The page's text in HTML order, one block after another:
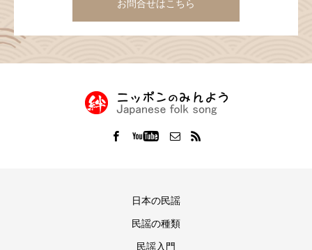
お問合せはこちら
日本の民謡
民謡の種類
民謡入門